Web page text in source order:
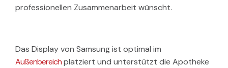
professionellen Zusammenarbeit wünscht.
Das Display von Samsung ist optimal im
Außenbereichplatziert und unterstützt die Apotheke